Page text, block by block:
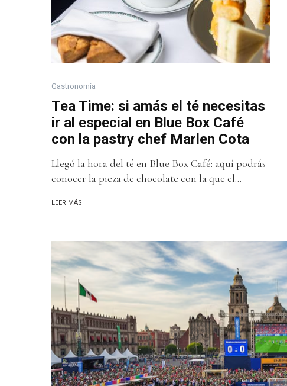
Gastronomía
Tea Time: si amás el té necesitas
ir al especial en Blue Box Café
con la pastry chef Marlen Cota
Llegó la hora del té en Blue Box Café: aquí podrás
conocer la pieza de chocolate con la que el...
LEER MÁS